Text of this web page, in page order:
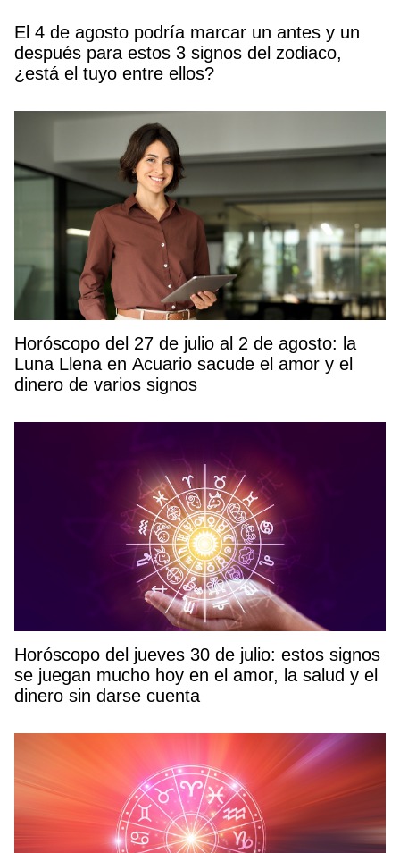
El 4 de agosto podría marcar un antes y un
después para estos 3 signos del zodiaco,
¿está el tuyo entre ellos?
Horóscopo del 27 de julio al 2 de agosto: la
Luna Llena en Acuario sacude el amor y el
dinero de varios signos
Horóscopo del jueves 30 de julio: estos signos
se juegan mucho hoy en el amor, la salud y el
dinero sin darse cuenta